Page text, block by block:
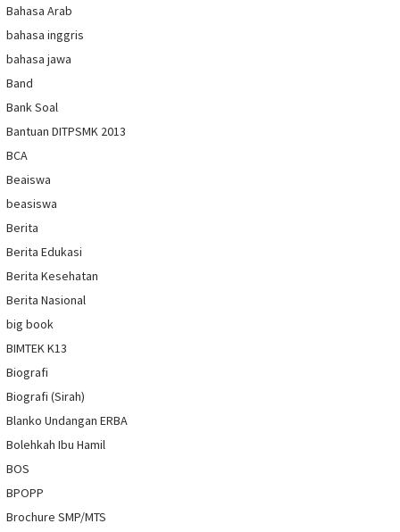
Bahasa Arab
bahasa inggris
bahasa jawa
Band
Bank Soal
Bantuan DITPSMK 2013
BCA
Beaiswa
beasiswa
Berita
Berita Edukasi
Berita Kesehatan
Berita Nasional
big book
BIMTEK K13
Biografi
Biografi (Sirah)
Blanko Undangan ERBA
Bolehkah Ibu Hamil
BOS
BPOPP
Brochure SMP/MTS